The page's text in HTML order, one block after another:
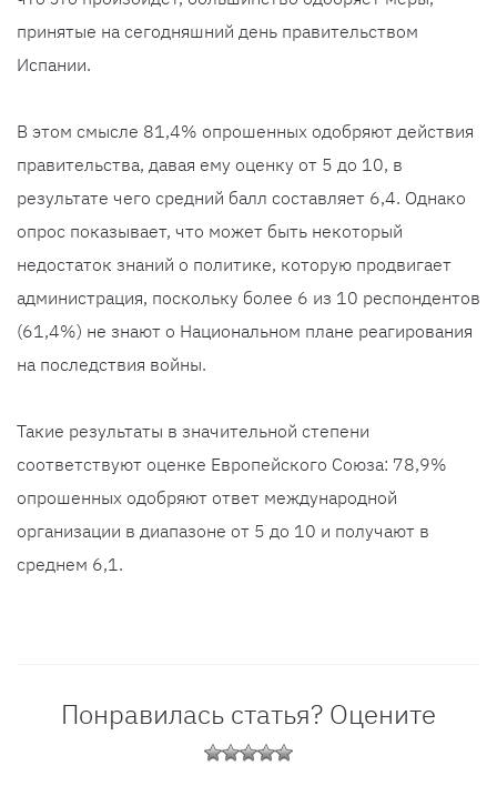
принятые на сегодняшний день правительством
Испании.
В этом смысле 81,4% опрошенных одобряют действия
правительства, давая ему оценку от 5 до 10, в
результате чего средний балл составляет 6,4. Однако
опрос показывает, что может быть некоторый
недостаток знаний о политике, которую продвигает
администрация, поскольку более 6 из 10 респондентов
(61,4%) не знают о Национальном плане реагирования
на последствия войны.
Такие результаты в значительной степени
соответствуют оценке Европейского Союза: 78,9%
опрошенных одобряют ответ международной
организации в диапазоне от 5 до 10 и получают в
среднем 6,1.
Понравилась статья? Оцените